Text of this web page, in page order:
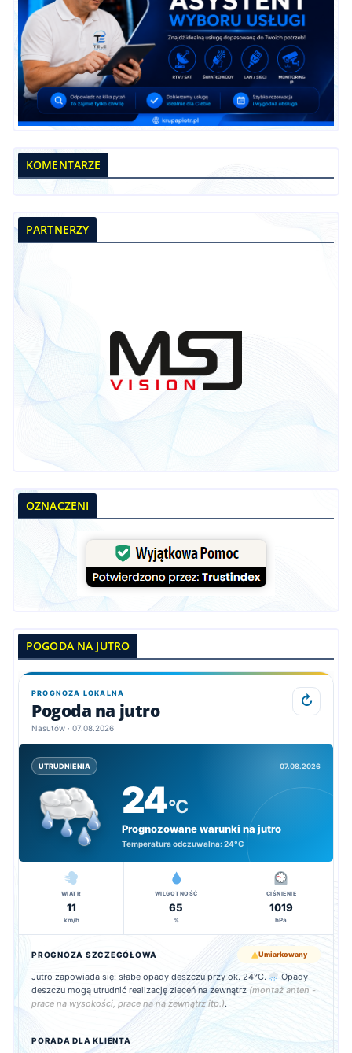
KOMENTARZE
PARTNERZY
OZNACZENI
POGODA NA JUTRO
PROGNOZA LOKALNA
Pogoda na jutro
Nasutów · 07.08.2026
↻
UTRUDNIENIA 07.08.2026
24°C
Prognozowane warunki na jutro
Temperatura odczuwalna:24°C
WIATR
11
km/h
WILGOTNOŚĆ
65
%
CIŚNIENIE
1019
hPa
PROGNOZA SZCZEGÓŁOWA Umiarkowany
Jutro zapowiada się: słabe opady deszczu przy ok. 24°C.
Opady
deszczu mogą utrudnić realizację zleceń na zewnątrz (montaż anten -
prace na wysokości, prace na na zewnątrz itp.).
PORADA DLA KLIENTA